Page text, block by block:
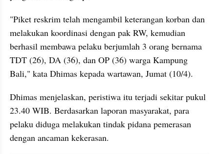
"Piket reskrim telah mengambil keterangan korban dan
melakukan koordinasi dengan pak RW, kemudian
berhasil membawa pelaku berjumlah 3 orang bernama
TDT (26), DA (36), dan OP (36) warga Kampung
Bali," kata Dhimas kepada wartawan, Jumat (10/4).
Dhimas menjelaskan, peristiwa itu terjadi sekitar pukul
23.40 WIB. Berdasarkan laporan masyarakat, para
pelaku diduga melakukan tindak pidana pemerasan
dengan ancaman kekerasan.